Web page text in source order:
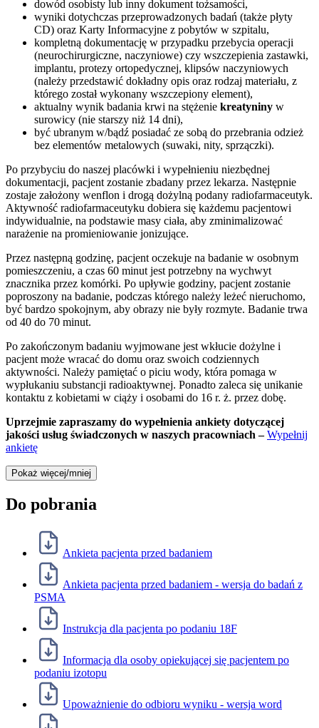
dowód osobisty lub inny dokument tożsamości,
wyniki dotychczas przeprowadzonych badań (także płyty
CD) oraz Karty Informacyjne z pobytów w szpitalu,
kompletną dokumentację w przypadku przebycia operacji
(neurochirurgiczne, naczyniowe) czy wszczepienia zastawki,
implantu, protezy ortopedycznej, klipsów naczyniowych
(należy przedstawić dokładny opis oraz rodzaj materiału, z
którego został wykonany wszczepiony element),
aktualny wynik badania krwi na stężenie kreatyniny w
surowicy (nie starszy niż 14 dni),
być ubranym w/bądź posiadać ze sobą do przebrania odzież
bez elementów metalowych (suwaki, nity, sprzączki).
Po przybyciu do naszej placówki i wypełnieniu niezbędnej
dokumentacji, pacjent zostanie zbadany przez lekarza. Następnie
zostaje założony wenflon i drogą dożylną podany radiofarmaceutyk.
Aktywność radiofarmaceutyku dobiera się każdemu pacjentowi
indywidualnie, na podstawie masy ciała, aby zminimalizować
narażenie na promieniowanie jonizujące.
Przez następną godzinę, pacjent oczekuje na badanie w osobnym
pomieszczeniu, a czas 60 minut jest potrzebny na wychwyt
znacznika przez komórki. Po upływie godziny, pacjent zostanie
poproszony na badanie, podczas którego należy leżeć nieruchomo,
być bardzo spokojnym, aby obrazy nie były rozmyte. Badanie trwa
od 40 do 70 minut.
Po zakończonym badaniu wyjmowane jest wkłucie dożylne i
pacjent może wracać do domu oraz swoich codziennych
aktywności. Należy pamiętać o piciu wody, która pomaga w
wypłukaniu substancji radioaktywnej. Ponadto zaleca się unikanie
kontaktu z kobietami w ciąży i osobami do 16 r. ż. przez dobę.
Uprzejmie zapraszamy do wypełnienia ankiety dotyczącej
jakości usług świadczonych w naszych pracowniach –Wypełnij
ankietę
Pokaż więcej/mniej
Do pobrania
Ankieta pacjenta przed badaniem
Ankieta pacjenta przed badaniem - wersja do badań z
PSMA
Instrukcja dla pacjenta po podaniu 18F
Informacja dla osoby opiekującej się pacjentem po
podaniu izotopu
Upoważnienie do odbioru wyniku - wersja word